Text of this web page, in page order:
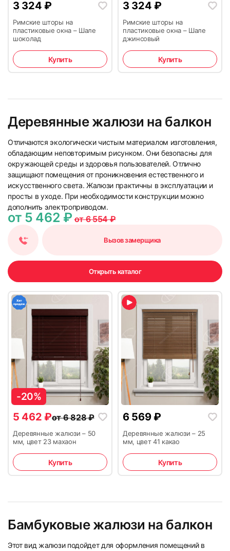
3 324 ₽
Римские шторы на
пластиковые окна – Шале
шоколад
Купить
3 324 ₽
Римские шторы на
пластиковые окна – Шале
джинсовый
Купить
Деревянные жалюзи на балкон
Отличаются экологически чистым материалом изготовления,
обладающим неповторимым рисунком. Они безопасны для
окружающей среды и здоровья пользователей. Отлично
защищают помещения от проникновения естественного и
искусственного света. Жалюзи практичны в эксплуатации и
просты в уходе. При необходимости конструкции можно
дополнить электроприводом.
от 5 462 ₽от 6 554 ₽
Вызов замерщика
Открыть каталог
-20%
5 462 ₽от6 828₽
Деревянные жалюзи – 50
мм, цвет 23 махаон
Купить
6 569 ₽
Деревянные жалюзи – 25
мм, цвет 41 какао
Купить
Бамбуковые жалюзи на балкон
Этот вид жалюзи подойдет для оформления помещений в